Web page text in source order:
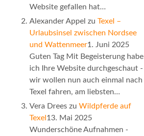
Website gefallen hat…
Alexander Appel zu Texel –
Urlaubsinsel zwischen Nordsee
und Wattenmeer1. Juni 2025
Guten Tag Mit Begeisterung habe
ich Ihre Website durchgeschaut -
wir wollen nun auch einmal nach
Texel fahren, am liebsten…
Vera Drees zu Wildpferde auf
Texel 13. Mai 2025
Wunderschöne Aufnahmen -